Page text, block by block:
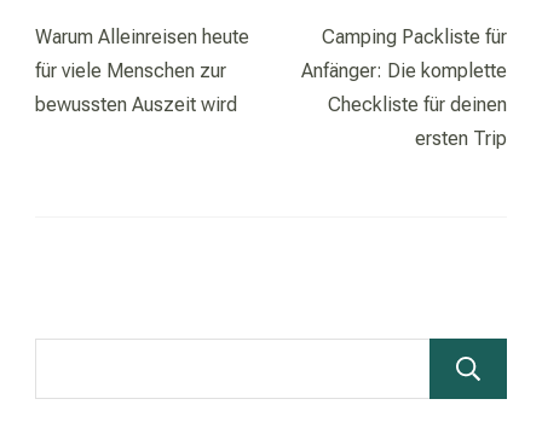
Navigation
Warum Alleinreisen heute
für viele Menschen zur
bewussten Auszeit wird
Camping Packliste für
Anfänger: Die komplette
Checkliste für deinen
ersten Trip